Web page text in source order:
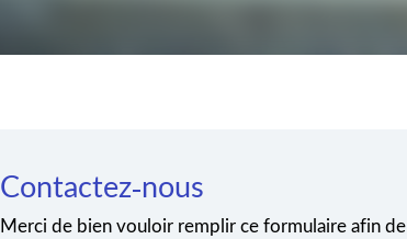
Contactez-nous
Merci de bien vouloir remplir ce formulaire afin de